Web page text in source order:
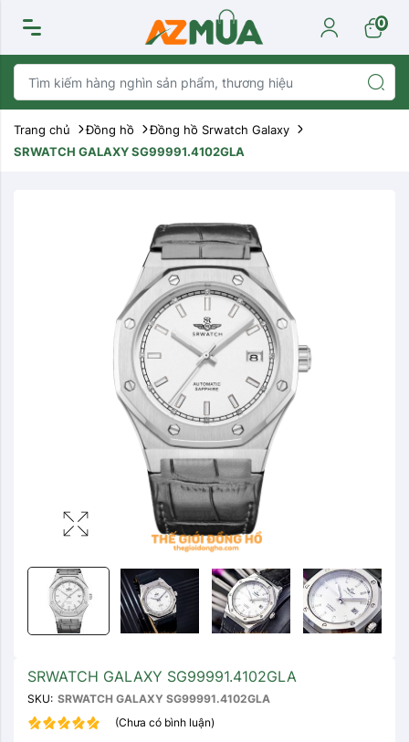
0
Trang chủ Đồng hồ
Đồng hồ Srwatch Galaxy
SRWATCH GALAXY SG99991.4102GLA
SRWATCH GALAXY SG99991.4102GLA
SKU: SRWATCH GALAXY SG99991.4102GLA
(Chưa có bình luận)